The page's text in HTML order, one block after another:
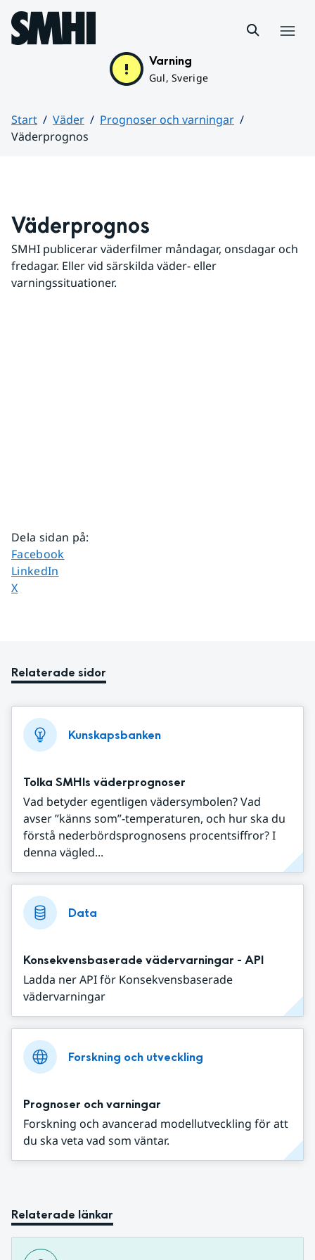
Hoppa till sidans innehåll
Varning
Gul, Sverige
Start Väder
Prognoser och varningar
Väderprognos
Väderprognos
SMHI publicerar väderfilmer måndagar, onsdagar och
fredagar. Eller vid särskilda väder- eller
varningssituationer.
Dela sidan på:
Dela sidan på
Facebook
Dela sidan på
LinkedIn
Dela sidan på
X
Relaterade sidor
Kunskapsbanken
Tolka SMHIs väderprognoser
Vad betyder egentligen vädersymbolen? Vad
avser ”känns som”-temperaturen, och hur ska du
förstå nederbördsprognosens procentsiffror? I
denna vägled...
Data
Konsekvensbaserade vädervarningar - API
Ladda ner API för Konsekvensbaserade
vädervarningar
Forskning och utveckling
Prognoser och varningar
Forskning och avancerad modellutveckling för att
du ska veta vad som väntar.
Relaterade länkar